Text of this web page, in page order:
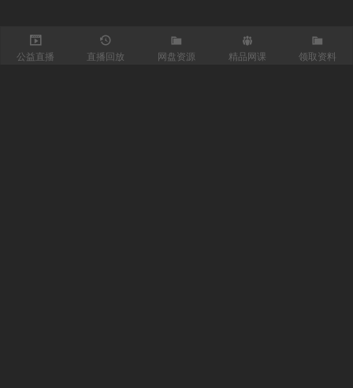
公益直播 直播回放 网盘资源 精品网课 领取资料